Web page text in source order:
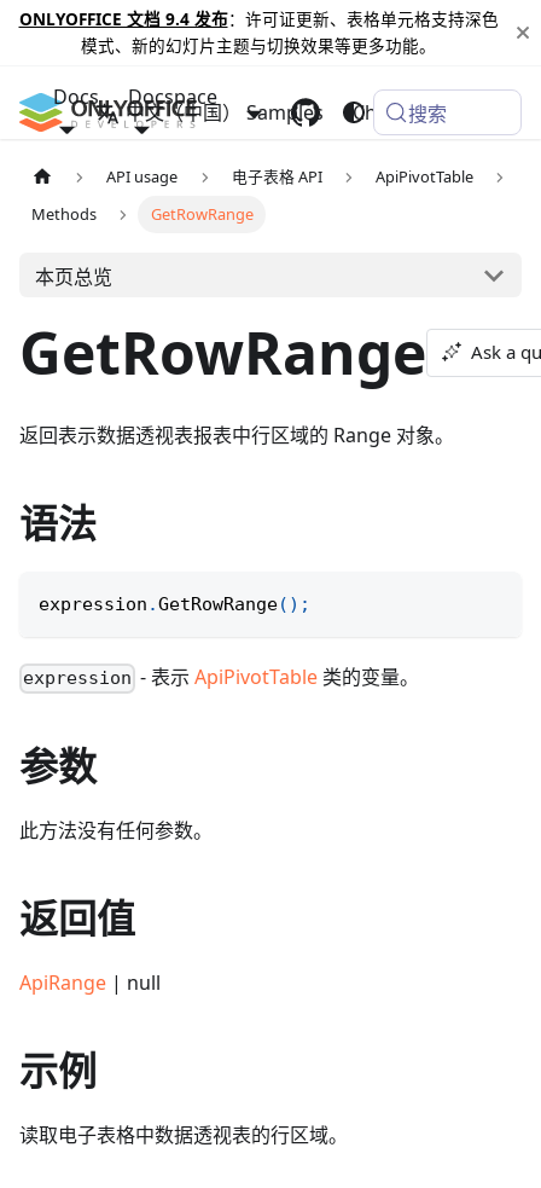
ONLYOFFICE 文档 9.4 发布：许可证更新、表格单元格支持深色
模式、新的幻灯片主题与切换效果等更多功能。
Docs Docspace
Samples Changelog
中文（中国） 搜索
API usage 电子表格 API
ApiPivotTable
Methods
GetRowRange
本页总览
GetRowRange Ask a
返回表示数据透视表报表中行区域的 Range 对象。
语法
expression .GetRowRange( ) ;
expression - 表示ApiPivotTable 类的变量。
参数
此方法没有任何参数。
返回值
ApiRange | null
示例
读取电子表格中数据透视表的行区域。